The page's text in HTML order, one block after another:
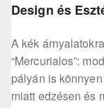
Design és
A kék
“Mercurialos”:
pályán is
miatt edzésen és